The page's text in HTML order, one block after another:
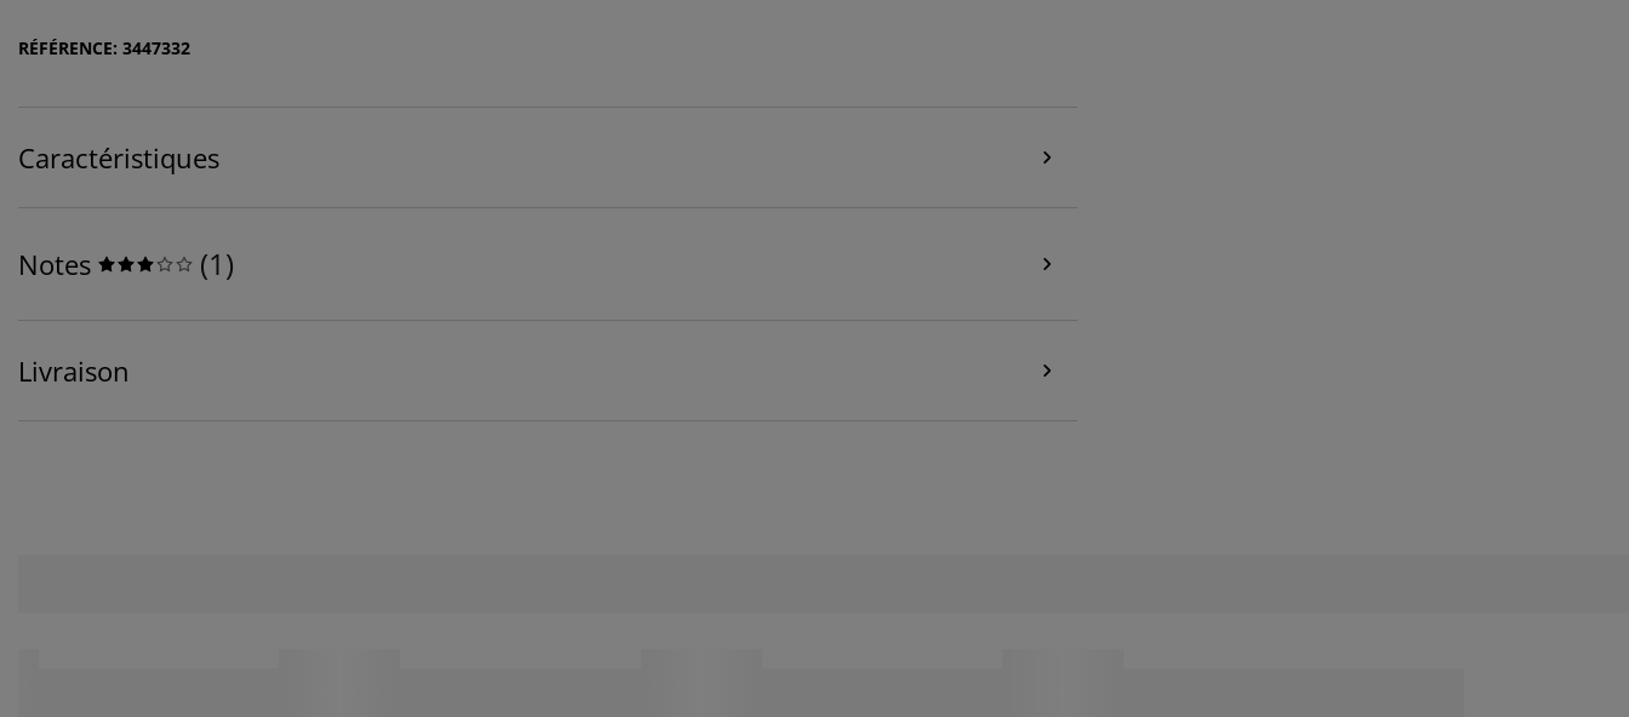
RÉFÉRENCE: 3447332
Caractéristiques
Notes (1)
Livraison